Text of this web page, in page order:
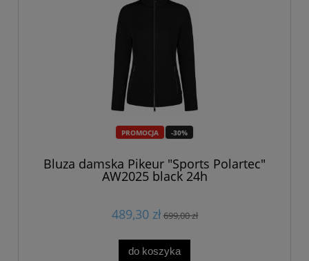
PROMOCJA -30%
Bluza damska Pikeur "Sports Polartec"
AW2025 black 24h
489,30 zł699,00 zł
do koszyka